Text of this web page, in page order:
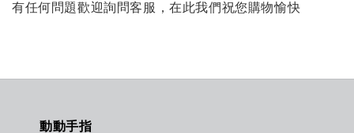
有任何問題歡迎詢問客服，在此我們祝您購物愉快
動動手指